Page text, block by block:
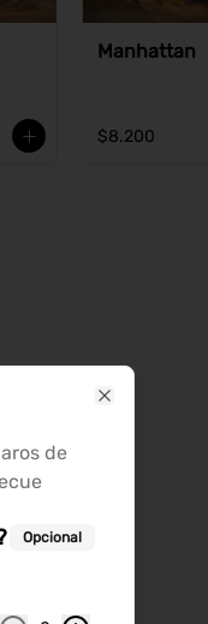
Manhattan
$8.200
de
Opcional